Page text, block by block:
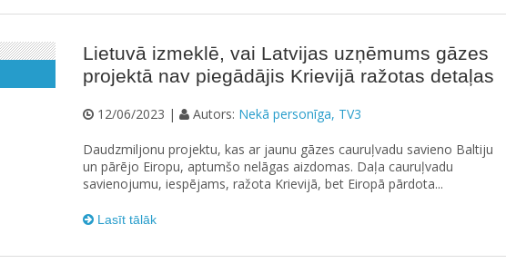
Lietuvā izmeklē, vai Latvijas uzņēmums gāzes
projektā nav piegādājis Krievijā ražotas detaļas
12/06/2023 | Autors: Nekā personīga, TV3
Daudzmiljonu projektu, kas ar jaunu gāzes cauruļvadu savieno Baltiju
un pārējo Eiropu, aptumšo nelāgas aizdomas. Daļa cauruļvadu
savienojumu, iespējams, ražota Krievijā, bet Eiropā pārdota...
Lasīt tālāk